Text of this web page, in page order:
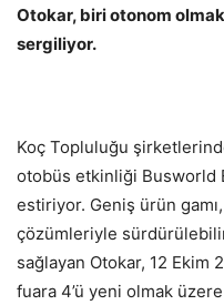
Otokar, biri otonom
sergiliyor.
Koç Topluluğu
otobüs etkinliği Busworld
estiriyor. Geniş ürün
çözümleriyle
sağlayan Otokar, 12 Ekim
fuara 4’ü yeni olmak üzere